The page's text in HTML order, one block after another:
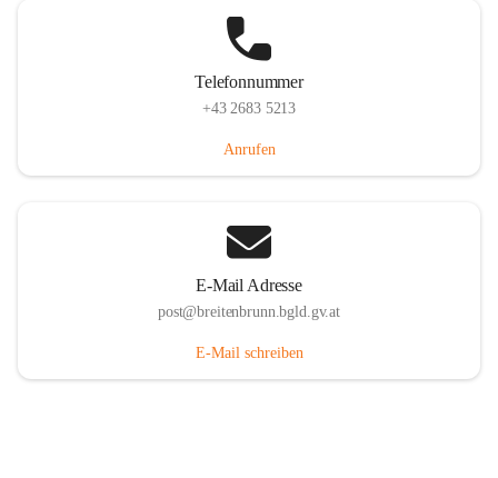
Telefonnummer
+43 2683 5213
Anrufen
E-Mail Adresse
post@breitenbrunn.bgld.gv.at
E-Mail schreiben